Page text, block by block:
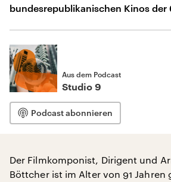
bundesrepublikanischen Kinos der
Aus dem Podcast
Studio 9
Podcast abonnieren
Der Filmkomponist, Dirigent und
Böttcher ist im Alter von 91 Jahren